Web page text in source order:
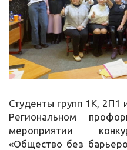
Студенты групп 1К, 2П1
Региональном
мероприятии
«Общество без